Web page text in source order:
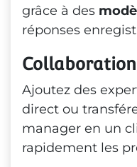
grâce à des
réponses
Ajoutez des
direct ou
manager en un
rapidement les